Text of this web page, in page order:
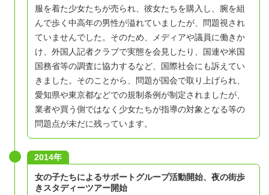
服を着た少女たちが売られ、彼女たちを購入し、腕を組
んで歩く中高年の男性が溢れていましたが、問題視され
ていませんでした。そのため、メディアや議員に働きか
け、外国人記者クラブで実態を会見したり、国連や米国
国務省等の調査に協力するなど、国際社会にも訴えてい
きました。そのことから、問題が国会で取り上げられ、
愛知県や東京都などでの規制条例が制定されましたが、
業者や買う側ではなく少女たちが指導の対象となる等の
問題点が未だに残っています。
2014年
女の子たちによるサポートグループ活動開始、夜の街歩
きスタディーツアー開始